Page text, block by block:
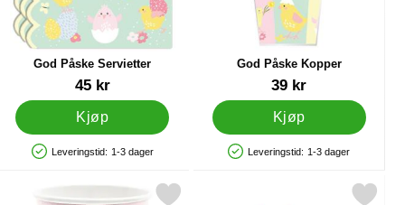
God Påske Servietter
Varenummer 21315
45 kr
Kjøp
Produkttilgjengelighet: På lager
Leveringstid: 1-3 dager
God Påske Kopper
Varenummer 21314
39 kr
Kjøp
Produkttilgjengelighet: På lager
Leveringstid: 1-3 dager
6-pakning som favoritt
Merk happy B'day Kopper Lyserosa som favorittMerk kakelys Tall Rosa 1